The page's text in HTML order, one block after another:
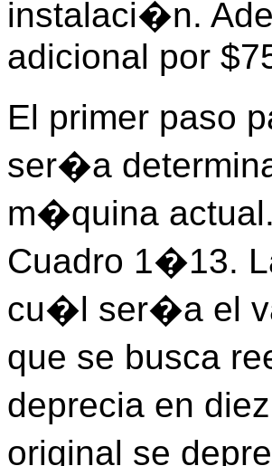
instalaci�n.
adicional por
El primer paso
ser�a
m�quina
Cuadro 1�13.
cu�l ser�a el
que se busca
deprecia en
original se